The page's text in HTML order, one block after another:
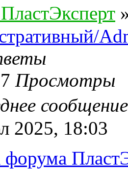
Просмотры
2025, 18:03